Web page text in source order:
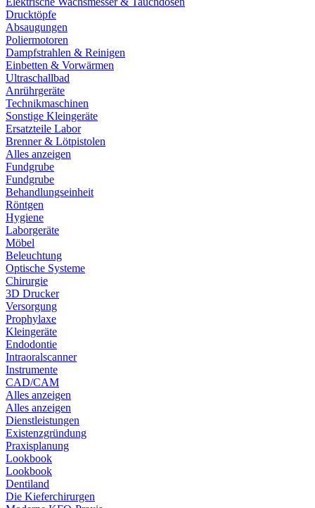
Drucktöpfe
Absaugungen
Poliermotoren
Dampfstrahlen & Reinigen
Einbetten & Vorwärmen
Ultraschallbad
Anrührgeräte
Technikmaschinen
Sonstige Kleingeräte
Ersatzteile Labor
Brenner & Lötpistolen
Alles anzeigen
Fundgrube
Fundgrube
Behandlungseinheit
Röntgen
Hygiene
Laborgeräte
Möbel
Beleuchtung
Optische Systeme
Chirurgie
3D Drucker
Versorgung
Prophylaxe
Kleingeräte
Endodontie
Intraoralscanner
Instrumente
CAD/CAM
Alles anzeigen
Alles anzeigen
Dienstleistungen
Existenzgründung
Praxisplanung
Lookbook
Lookbook
Dentiland
Die Kieferchirurgen